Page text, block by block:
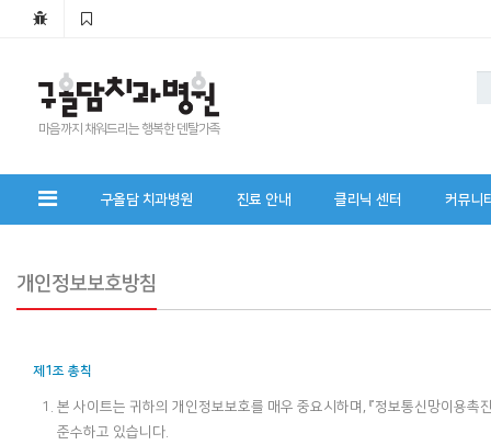
마음까지 채워드리는 행복한 덴탈가족
구올담 치과병원 진료 안내 클리닉 센터 커뮤니
개인정보보호방침
제1조 총칙
본 사이트는 귀하의 개인정보보호를 매우 중요시하며, 『정보통신망이용촉
준수하고 있습니다.